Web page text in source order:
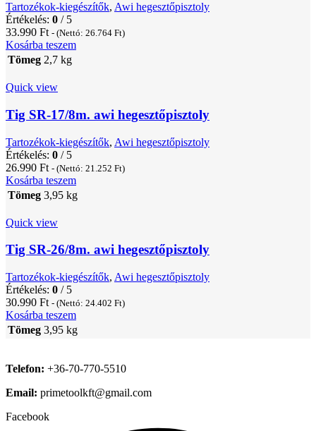
Tartozékok-kiegészítők, Awi hegesztőpisztoly
Értékelés: 0 / 5
33.990 Ft - (Nettó: 26.764 Ft)
Kosárba teszem
Tömeg 2,7 kg
Quick view
Tig SR-17/8m. awi hegesztőpisztoly
Tartozékok-kiegészítők, Awi hegesztőpisztoly
Értékelés: 0 / 5
26.990 Ft - (Nettó: 21.252 Ft)
Kosárba teszem
Tömeg 3,95 kg
Quick view
Tig SR-26/8m. awi hegesztőpisztoly
Tartozékok-kiegészítők, Awi hegesztőpisztoly
Értékelés: 0 / 5
30.990 Ft - (Nettó: 24.402 Ft)
Kosárba teszem
Tömeg 3,95 kg
Telefon: +36-70-770-5510
Email: primetoolkft@gmail.com
Facebook